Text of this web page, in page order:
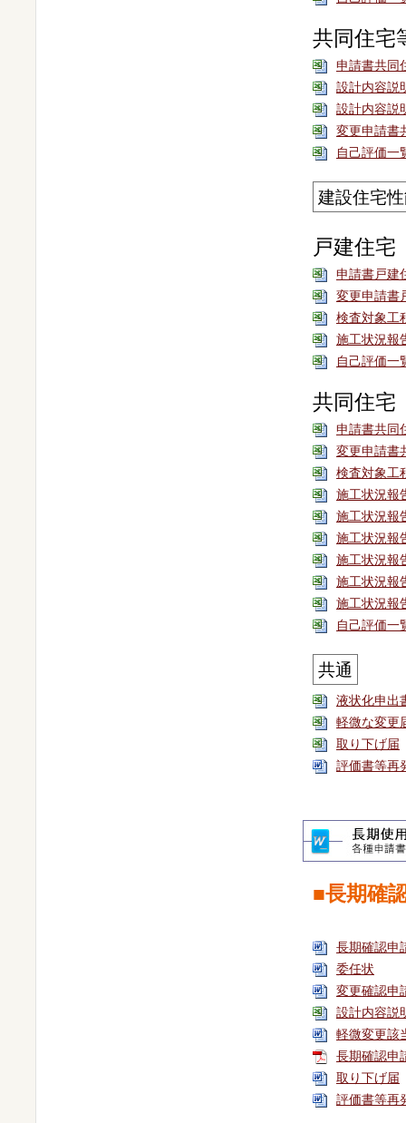
共同住宅
申請書共同
設計内容説
設計内容説
変更申請書
自己評価一
建設住宅
戸建住宅
申請書戸建
変更申請書
検査対象工
施工状況報
自己評価一
共同住宅
申請書共同
変更申請書
検査対象工
施工状況報
施工状況報
施工状況報
施工状況報
施工状況報
施工状況報
自己評価一
共通
液状化申出
軽微な変更
取り下げ届
評価書等再
■長期確
長期確認申
委任状
変更確認申
設計内容説
軽微変更該
長期確認申
取り下げ届
評価書等再